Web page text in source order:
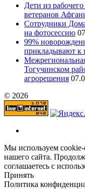
Дети из
ветеранов
Сотрудники
на фотосессию
99%
прикладывают к
Тогучинском
агрорешения
© 2026
Мы используем
нашего сайта.
соглашаетесь с
Принять
Политика